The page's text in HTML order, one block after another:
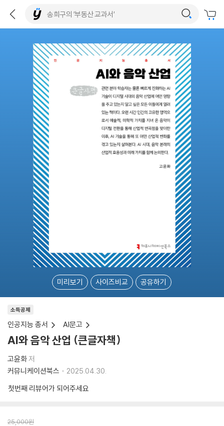
미리보기 사이즈비교 공유하기
소득공제
인공지능 총서 AI문고
AI와 음악 산업 (큰글자책)
고윤화저
커뮤니케이션북스
2025.04.30.
첫번째 리뷰어가 되어주세요
25,000원